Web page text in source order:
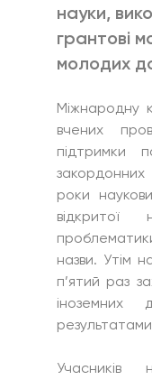
науки,
грантові
молодих
Міжнародну
вчених
підтримки
закордонних
роки
назви. Утім
п’ятий раз
іноземних
Учасників